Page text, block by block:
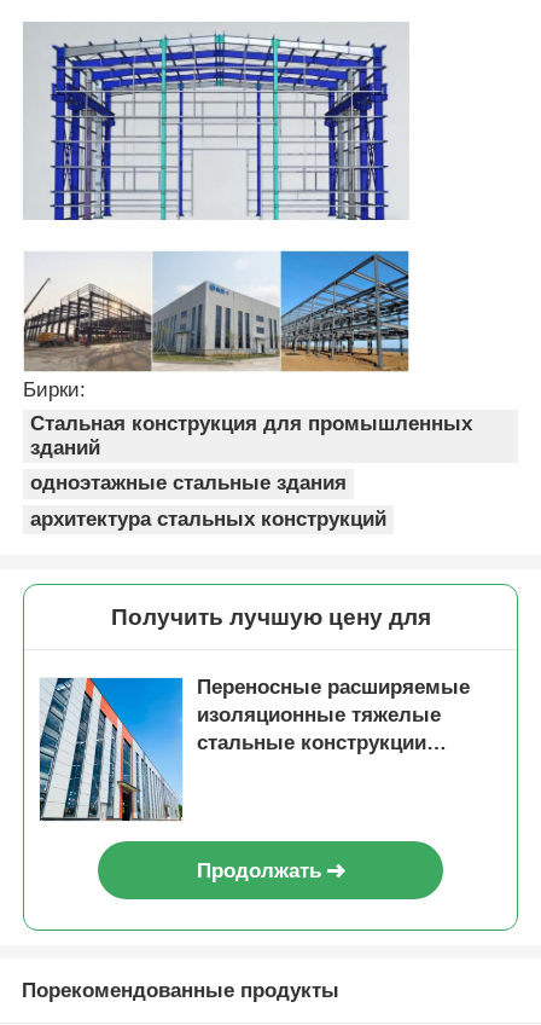
Промышленная стальная конструкция
Общественное стальное здание
Структура коммерческой стали
Стальная конструкция из готовой стали
Бирки:
Стальная конструкция для промышленных
зданий
одноэтажные стальные здания
архитектура стальных конструкций
Получить лучшую цену для
Переносные расширяемые
изоляционные тяжелые
стальные конструкции
Продолжать
Порекомендованные продукты